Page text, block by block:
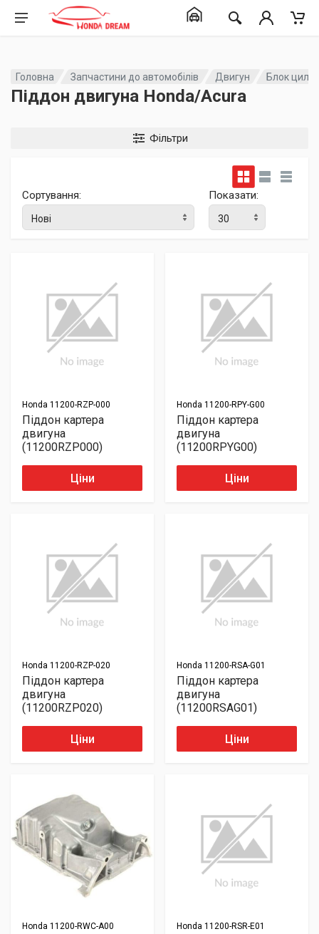
Головна Запчастини до автомобілів Двигун Блок
Піддон двигуна Honda/Acura
Фільтри
Сортування: Показати:
Honda 11200-RZP-000
Піддон картера
двигуна
(11200RZP000)
Ціни
Honda 11200-RPY-G00
Піддон картера
двигуна
(11200RPYG00)
Ціни
Honda 11200-RZP-020
Піддон картера
двигуна
(11200RZP020)
Ціни
Honda 11200-RSA-G01
Піддон картера
двигуна
(11200RSAG01)
Ціни
Honda 11200-RWC-A00 Honda 11200-RSR-E01